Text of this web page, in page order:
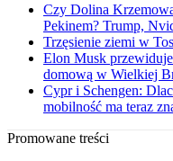
Czy Dolina
Pekinem? Trump,
Trzęsienie ziemi w
Elon Musk
domową w Wielkiej
Cypr i Schengen:
mobilność ma teraz
Promowane treści